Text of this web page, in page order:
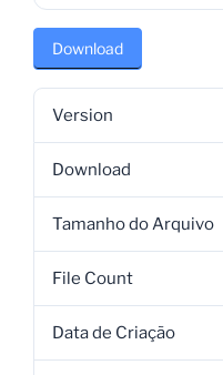
Download
Version
Download
Tamanho do Arquivo
File Count
Data de Criação